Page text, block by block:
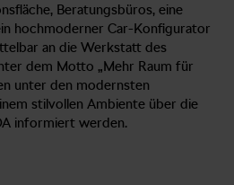
Beratungsbüros, eine
hochmoderner Car-Konfigurator
an die Werkstatt des
dem Motto „Mehr Raum für
unter den modernsten
stilvollen Ambiente über die
informiert werden.